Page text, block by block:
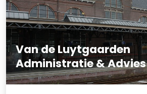
Van de Luytgaarden
Administratie & Advies